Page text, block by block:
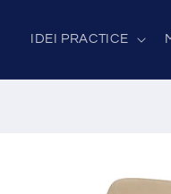
IDEI PRACTICE